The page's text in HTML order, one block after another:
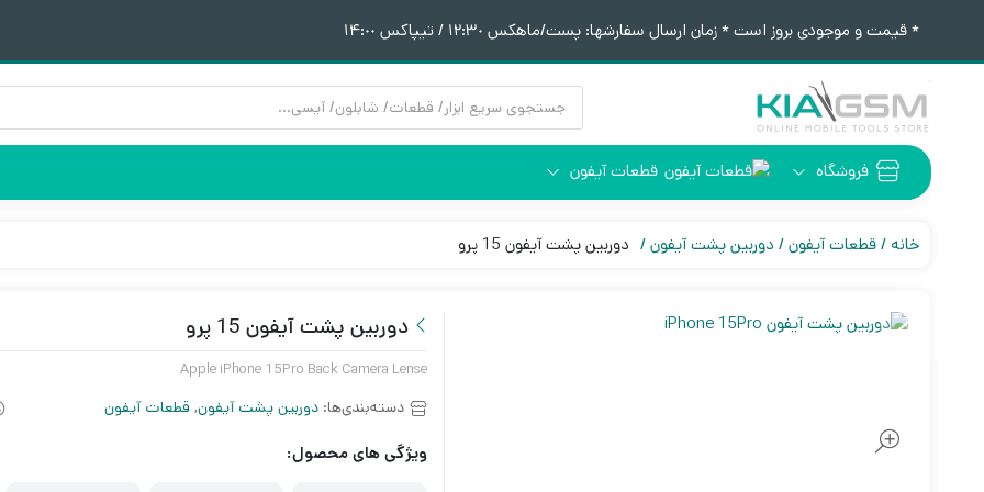
* قیمت و موجودی بروز است * زمان ارسال سفارشها: پست/ماهکس ١٢:٣٠ / تیپاکس ١۴:٠٠
جستجوی
محصولات
فروشگاه
ابزار لحیم کاری
قطعات آیفون
آیفون 6 خانه قطعات آیفون دوربین پشت آیفون دوربین پشت آیفون 15 پرو
دوربین پشت آیفون 15 پرو
Apple iPhone 15Pro Back Camera Lense
دسته‌بندی‌ها: دوربین پشت آیفون, قطعات آیفون
ویژگی های محصول: